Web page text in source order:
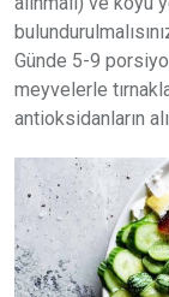
Günde 5-9
meyvelerle
antioksidanların